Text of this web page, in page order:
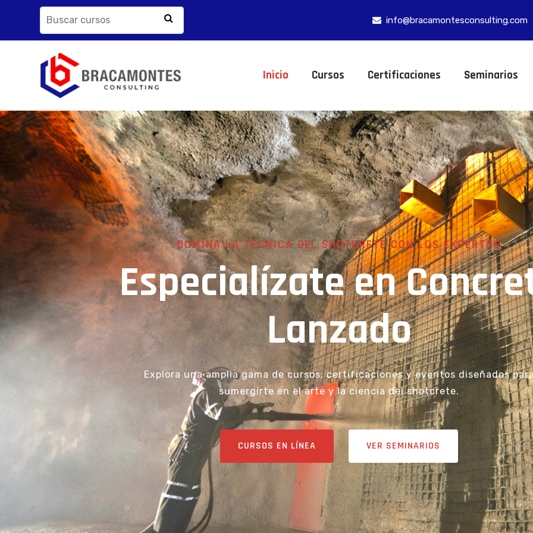
info@bracamontesconsulting.com
Inicio Cursos Certificaciones Seminarios
DOMINA LA TÉCNICA DEL SHOTCRETE CON LOS EXPERTOS
Especialízate en
Lanzado
Explora una amplia gama de cursos, certificaciones y eventos diseñados
sumergirte en el arte y la ciencia del shotcrete.
CURSOS EN LÍNEA VER SEMINARIOS